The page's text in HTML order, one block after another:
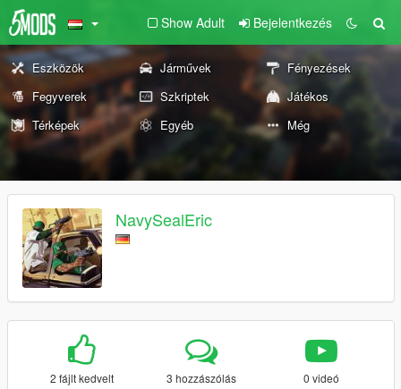
Show Adult Bejelentkezés
Eszközök Járművek
Fényezések
Fegyverek
Szkriptek
Játékos
Térképek
Egyéb Még
NavySealEric
2 fájlt kedvelt 3 hozzászólás 0 videó